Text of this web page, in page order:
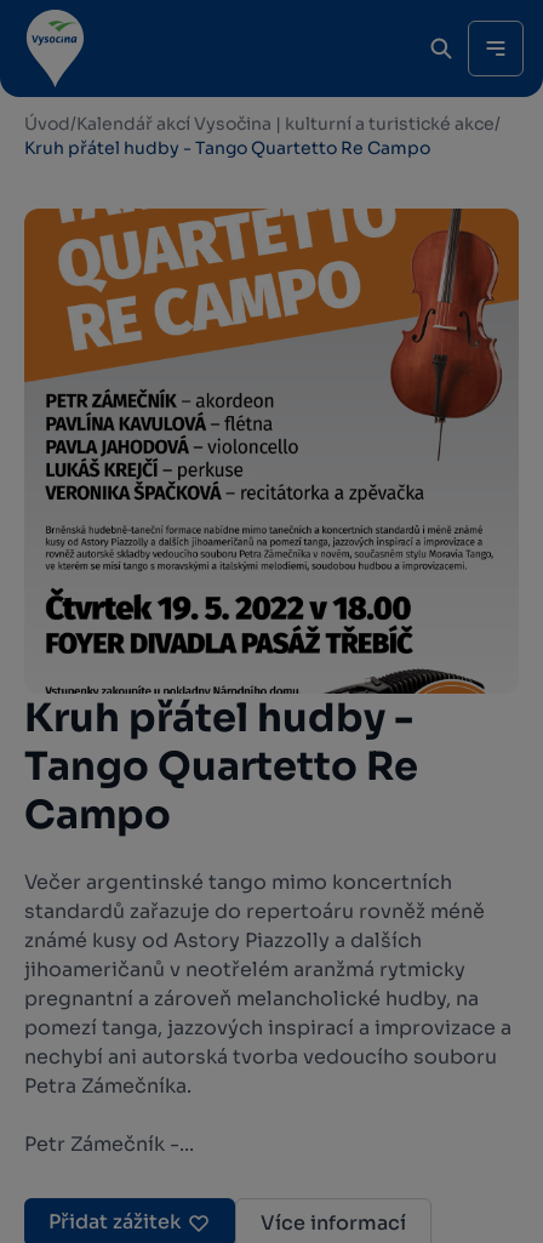
Úvod/Kalendář akcí Vysočina | kulturní a turistické akce/
Kruh přátel hudby - Tango Quartetto Re Campo
Kruh přátel hudby -
Tango Quartetto Re
Campo
Večer argentinské tango mimo koncertních
standardů zařazuje do repertoáru rovněž méně
známé kusy od Astory Piazzolly a dalších
jihoameričanů v neotřelém aranžmá rytmicky
pregnantní a zároveň melancholické hudby, na
pomezí tanga, jazzových inspirací a improvizace a
nechybí ani autorská tvorba vedoucího souboru
Petra Zámečníka.
Petr Zámečník -...
Přidat zážitek Více informací